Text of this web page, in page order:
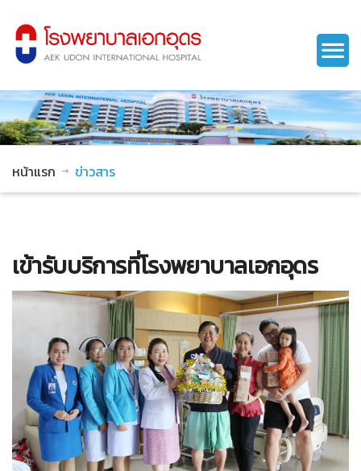
หน้าแรก ข่าวสาร
เข้ารับบริการที่โรงพยาบาลเอกอุดร